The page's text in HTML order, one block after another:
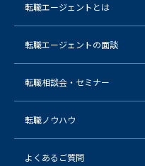
転職エージェントとは
転職エージェントの面談
転職相談会・セミナー
転職ノウハウ
よくあるご質問